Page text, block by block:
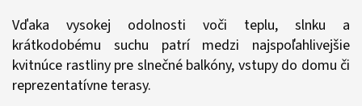
Vďaka vysokej odolnosti voči teplu, slnku a
krátkodobému suchu patrí medzi najspoľahlivejšie
kvitnúce rastliny pre slnečné balkóny, vstupy do domu či
reprezentatívne terasy.